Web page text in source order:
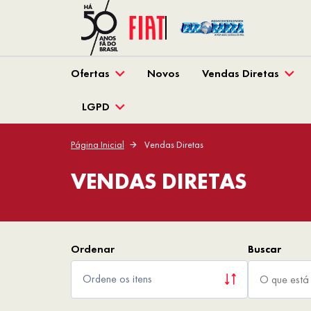
Ofertas Novos Vendas Diretas
LGPD
Página Inicial Vendas Diretas
VENDAS DIRETAS